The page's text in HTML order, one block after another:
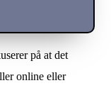
på at det
online eller